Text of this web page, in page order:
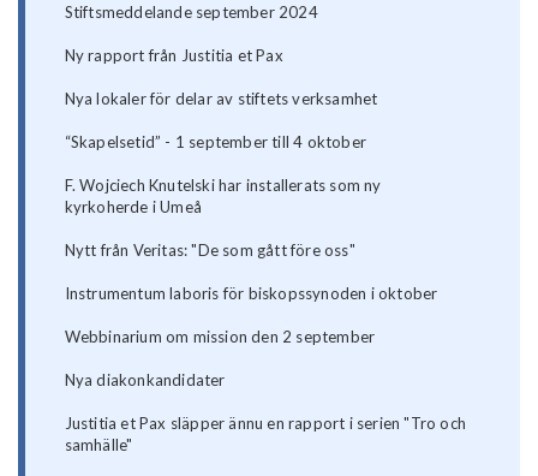
Stiftsmeddelande september 2024
Ny rapport från Justitia et Pax
Nya lokaler för delar av stiftets verksamhet
“Skapelsetid” - 1 september till 4 oktober
F. Wojciech Knutelski har installerats som ny
kyrkoherde i Umeå
Nytt från Veritas: "De som gått före oss"
Instrumentum laboris för biskopssynoden i oktober
Webbinarium om mission den 2 september
Nya diakonkandidater
Justitia et Pax släpper ännu en rapport i serien "Tro och
samhälle"